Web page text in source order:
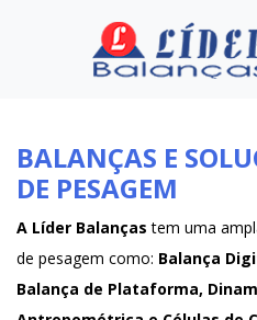
BALANÇAS E
DE PESAGEM
A Líder Balanças tem uma
de pesagem como: Balança
Balança de Plataforma,